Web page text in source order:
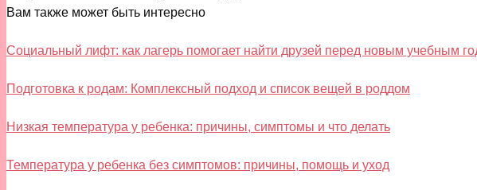
Вам также может быть интересно
Социальный лифт: как лагерь помогает найти друзей перед новым учебным
Подготовка к родам: Комплексный подход и список вещей в роддом
Низкая температура у ребенка: причины, симптомы и что делать
Температура у ребенка без симптомов: причины, помощь и уход